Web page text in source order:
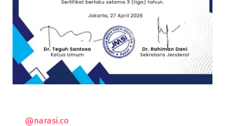
@narasi.co